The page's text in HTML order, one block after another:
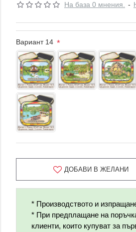
Вариант 14
На база 0 мнения. -
ДОБАВИ В ЖЕЛАНИ
* Производството и
* При предплащане на
клиенти, които купуват за